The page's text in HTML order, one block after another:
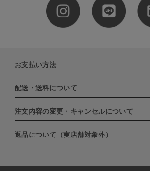
お支払い方法
下記お支払い方法よりお選びいただけます。
・クレジットカード（
EXPRESS,Diners Club）
・PayPay
・NP後払い
配送・送料について
配達業者：日本郵便
北海道：1,400円
沖縄：1,400円
注文内容の変更・キャンセルについて
ご注文日当日から翌日のAM9:00までにご連絡頂
セルは可能です。
ンセルしていただいた後、ご希望の商品のみ再
返品について（実店舗対象外）